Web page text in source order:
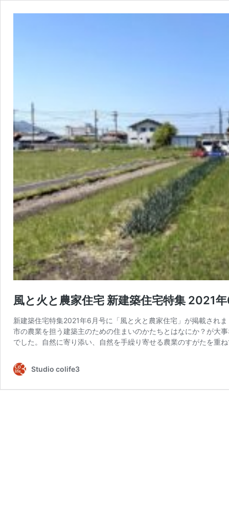
風と火と農家住宅 新建築住宅特集 2021
新建築住宅特集2021年6月号に「風と火と農家住宅」が掲載され
市の農業を担う建築主のための住まいのかたちとはなにか？が大
でした。自然に寄り添い、自然を手繰り寄せる農業のすがたを重
Studio colife3